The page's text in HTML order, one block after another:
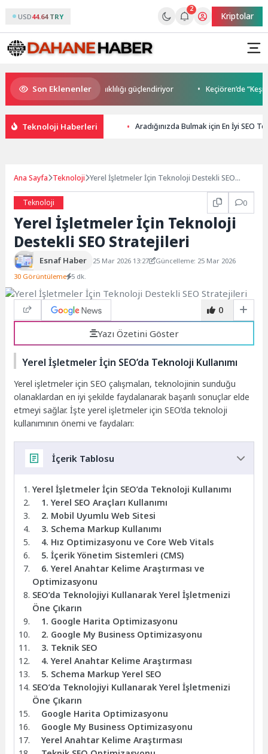
USD44.64 TRY
2
Kriptolar
Son Eklenenler
siber dayanıklılığı güçlendiriyor Keçiören’de “Keşmir
Teknoloji Haberleri Aradığınızda Bulmak için En İyi SEO
Ana Sayfa Teknoloji Yerel İşletmeler İçin Teknoloji Destekli SEO
Teknoloji
0
Yerel İşletmeler İçin Teknoloji
Destekli SEO Stratejileri
Esnaf Haber 25 Mar 2026 13:27
Güncelleme: 25 Mar 2026
30 Görüntüleme 5 dk.
0
Yazı Özetini Göster
Yerel İşletmeler İçin SEO’da Teknoloji Kullanımı
Yerel işletmeler için SEO çalışmaları, teknolojinin sunduğu
olanaklardan en iyi şekilde faydalanarak başarılı sonuçlar elde
etmeyi sağlar. İşte yerel işletmeler için SEO’da teknoloji
kullanımının önemi ve faydaları:
İçerik Tablosu
Yerel İşletmeler İçin SEO’da Teknoloji Kullanımı
1. Yerel SEO Araçları Kullanımı
2. Mobil Uyumlu Web Sitesi
3. Schema Markup Kullanımı
4. Hız Optimizasyonu ve Core Web Vitals
5. İçerik Yönetim Sistemleri (CMS)
6. Yerel Anahtar Kelime Araştırması ve
Optimizasyonu
SEO’da Teknolojiyi Kullanarak Yerel İşletmenizi
Öne Çıkarın
1. Google Harita Optimizasyonu
2. Google My Business Optimizasyonu
3. Teknik SEO
4. Yerel Anahtar Kelime Araştırması
5. Schema Markup Yerel SEO
SEO’da Teknolojiyi Kullanarak Yerel İşletmenizi
Öne Çıkarın
Google Harita Optimizasyonu
Google My Business Optimizasyonu
Yerel Anahtar Kelime Araştırması